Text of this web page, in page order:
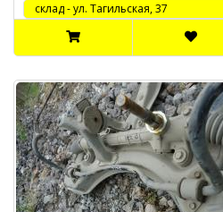
cклад - ул. Тагильская, 37